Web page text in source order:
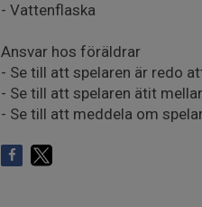
- Vattenflaska
Ansvar hos föräldrar
- Se till att spelaren är redo
- Se till att spelaren ätit
- Se till att meddela om